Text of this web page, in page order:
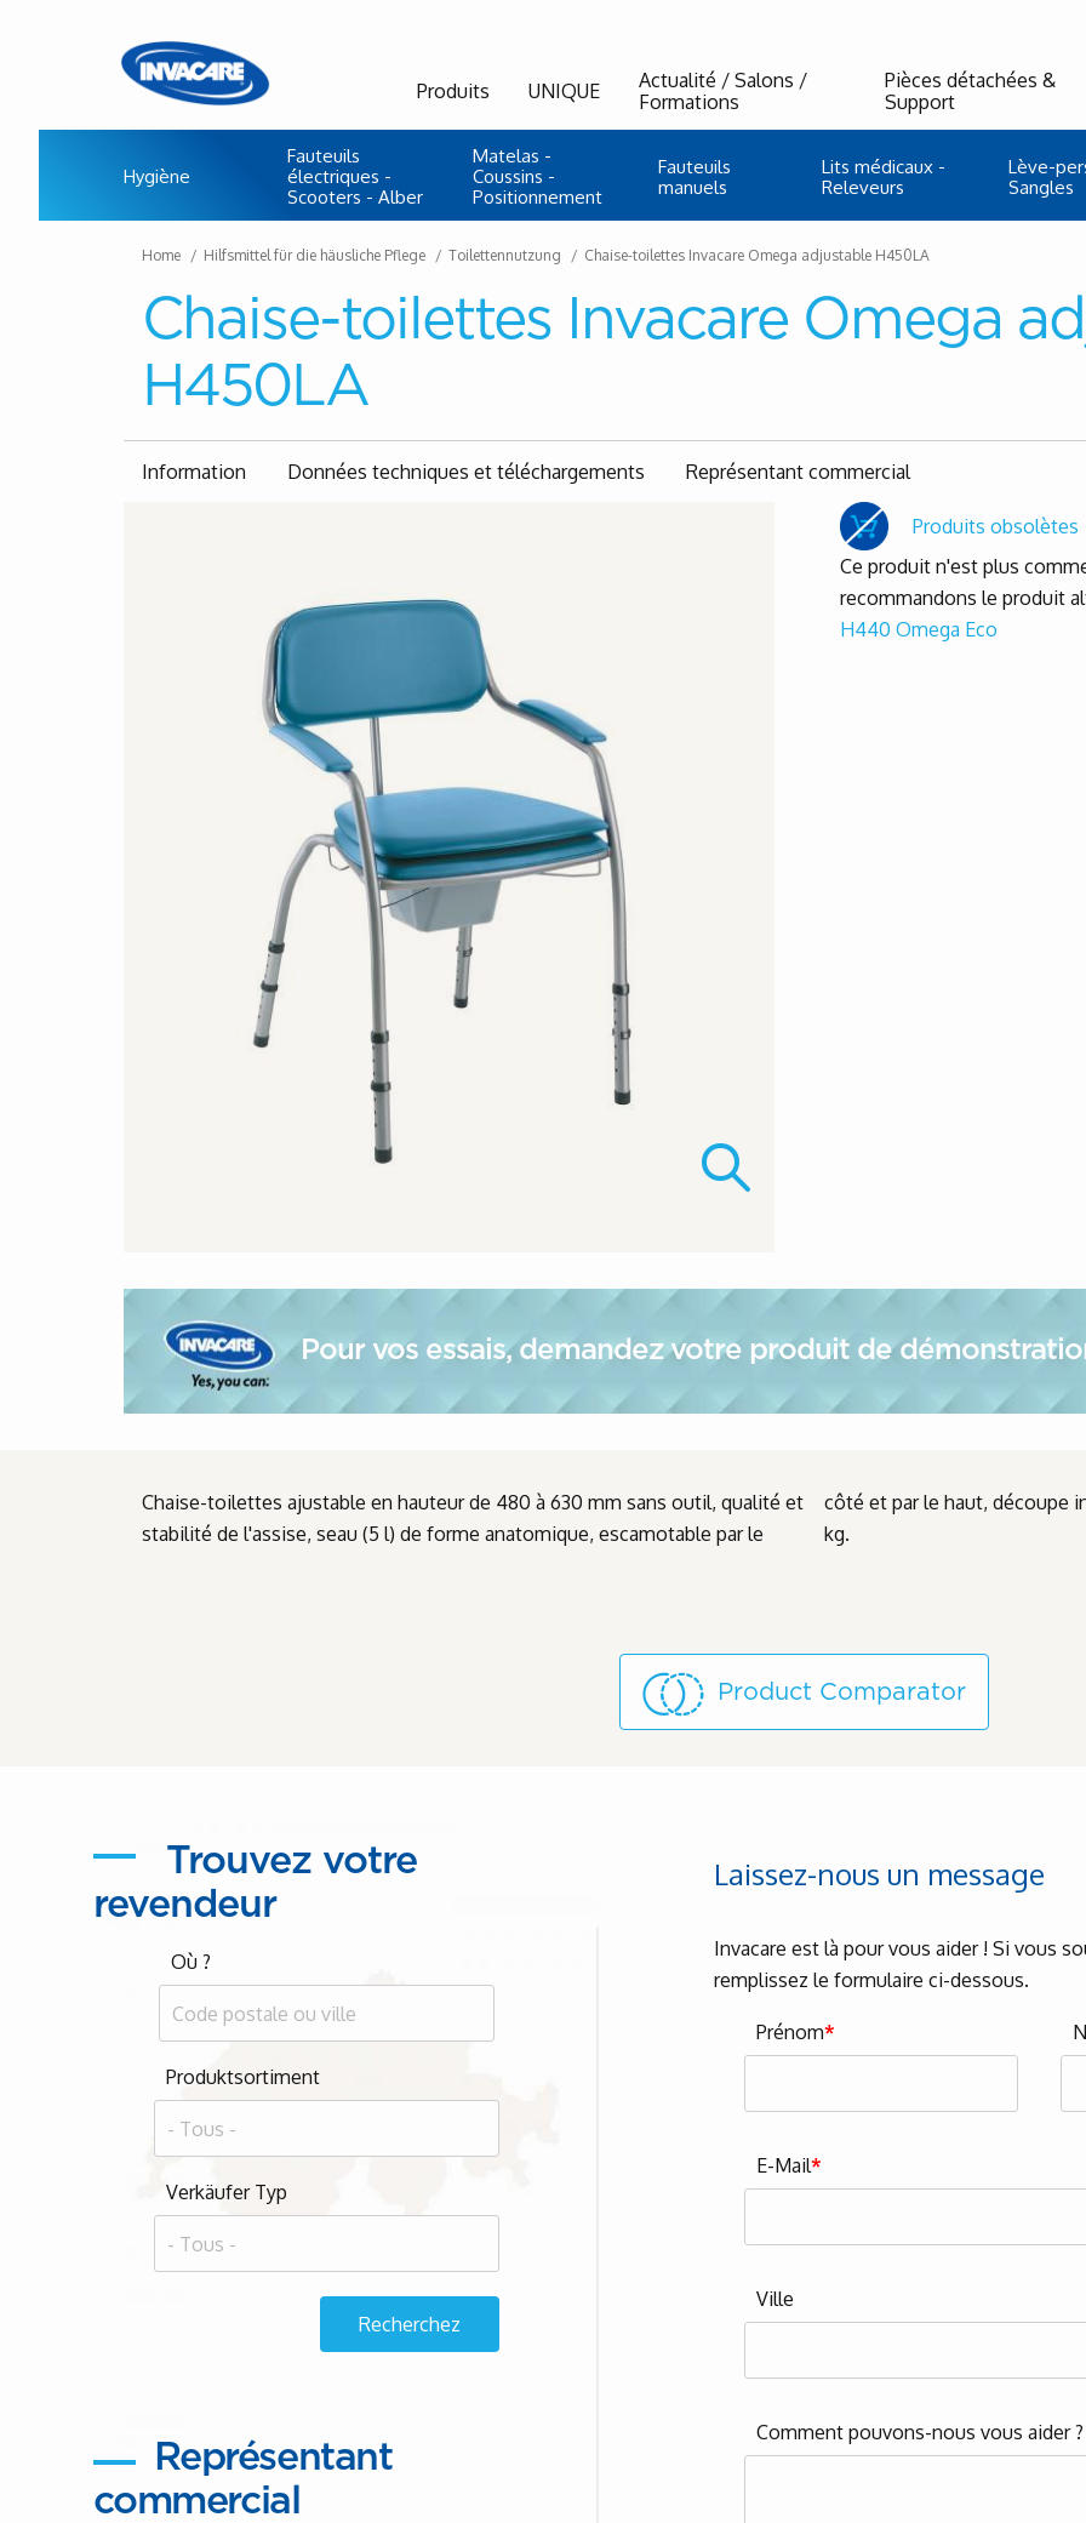
Produits
Hygiène
Fauteuils
électriques -
Scooters - Alber
Matelas -
Coussins -
Positionnement
Fauteuils
manuels
Lits médicaux -
Releveurs
Lève-
Sangles
UNIQUE
Actualité / Salons /
Formations
Pièces détachées &
Support
Home Hilfsmittel für die häusliche Pflege Toilettennutzung Chaise-toilettes Invacare Omega adjustable H450LA
Chaise-toilettes Invacare Omega
H450LA
Information Données techniques et téléchargements Représentant commercial
Produits obsolètes
Ce produit n'est plus
recommandons le produit
H440 Omega Eco
Pour vos essais, demandez votre produit de
Chaise-toilettes ajustable en hauteur de 480 à 630 mm sans outil, qualité et
stabilité de l'assise, seau (5 l) de forme anatomique, escamotable par le
côté et par le haut, découpe intime : 255 x 215 mm, poids max utilisateur 130
kg.
Product Comparator
Trouvez votre
revendeur
Où ?
Produktsortiment
Verkäufer Typ
Représentant
commercial
Laissez-nous un message
Invacare est là pour vous aider ! Si vous
remplissez le formulaire ci-dessous.
Prénom*
E-Mail*
Ville
Comment pouvons-nous vous aider